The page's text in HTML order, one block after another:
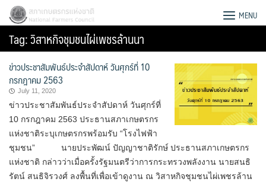
Skip
content
สภาเกษตรกรแห่งชาติ MENU
Tag:วิสาหกิจชุมชนไผ่เพชรล้านนา
ข่าวประชาสัมพันธ์ประจำสัปดาห์ วันศุกร์ที่ 10
กรกฎาคม 2563
July 11, 2020
ข่าวประชาสัมพันธ์ประจำสัปดาห์ วันศุกร์ที่
10 กรกฎาคม 2563 ประธานสภาเกษตรกร
แห่งชาติระบุเกษตรกรพร้อมรับ “โรงไฟฟ้า
ชุมชน” นายประพัฒน์ ปัญญาชาติรักษ์ ประธานสภาเกษตรกร
แห่งชาติ กล่าวว่าเมื่อครั้งรัฐมนตรีว่าการกระทรวงพลังงาน นายสนธิ
รัตน์ สนธิจิรวงศ์ ลงพื้นที่เพื่อเข้าดูงาน ณ วิสาหกิจชุมชนไผ่เพชรล้าน